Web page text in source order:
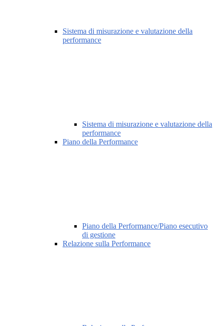
Sistema di misurazione e valutazione della
performance
Sistema di misurazione e valutazione della
performance
Piano della Performance
Piano della Performance/Piano esecutivo
di gestione
Relazione sulla Performance